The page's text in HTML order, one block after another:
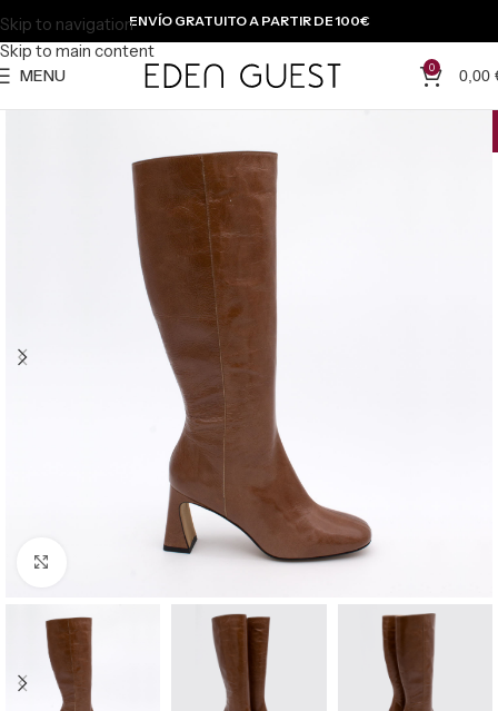
Skip to navigation
Skip to main content
ENVÍO GRATUITO A PARTIR DE 100€
MENU 0 0,00